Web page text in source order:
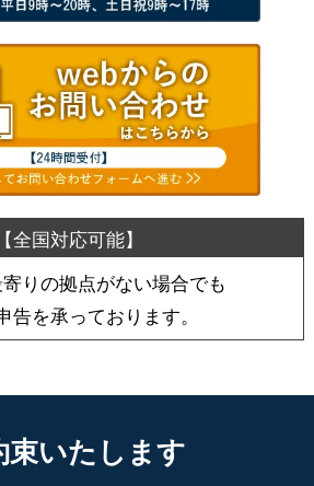
りの拠点がない場合でも
告を承っております。
束いたします